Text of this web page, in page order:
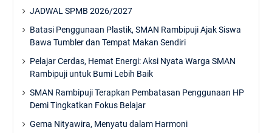
JADWAL SPMB 2026/2027
Batasi Penggunaan Plastik, SMAN Rambipuji Ajak Siswa
Bawa Tumbler dan Tempat Makan Sendiri
Pelajar Cerdas, Hemat Energi: Aksi Nyata Warga SMAN
Rambipuji untuk Bumi Lebih Baik
SMAN Rambipuji Terapkan Pembatasan Penggunaan HP
Demi Tingkatkan Fokus Belajar
Gema Nityawira, Menyatu dalam Harmoni